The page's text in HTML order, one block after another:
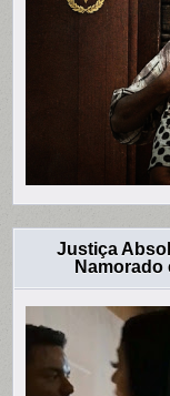
Justiça
Namorado